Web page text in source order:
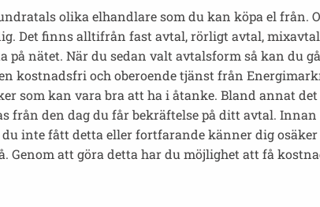
olika elhandlare som du kan köpa el
Det finns alltifrån fast avtal, rörligt avtal,
på nätet. När du sedan valt avtalsform så kan du
kostnadsfri och oberoende tjänst från
som kan vara bra att ha i åtanke. Bland annat
från den dag du får bekräftelse på ditt avtal.
inte fått detta eller fortfarande känner dig
Genom att göra detta har du möjlighet att få